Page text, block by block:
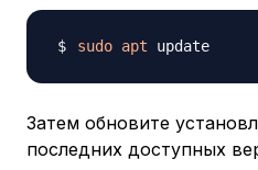
sudo apt
Затем обновите
последних доступных